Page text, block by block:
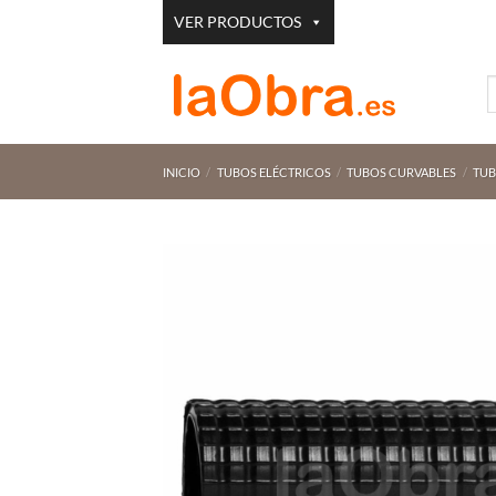
VER PRODUCTOS
INICIO / TUBOS ELÉCTRICOS / TUBOS CURVABLES /